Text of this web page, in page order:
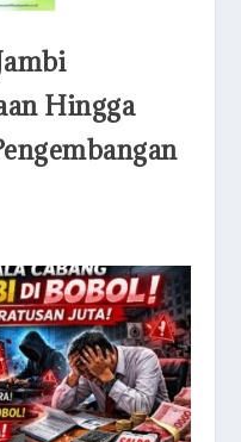
Hingga